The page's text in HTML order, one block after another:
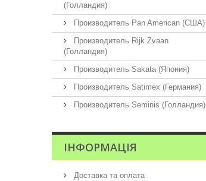
(Голландия)
Производитель Pan American (США)
Производитель Rijk Zvaan
(Голландия)
Производитель Sakata (Япония)
Производитель Satimex (Германия)
Производитель Seminis (Голландия)
ІНФОРМАЦІЯ
Доставка та оплата